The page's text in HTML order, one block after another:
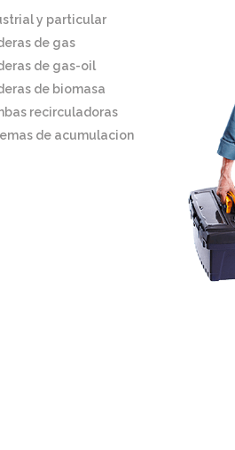
y particular
de gas
de gas-oil
de biomasa
recirculadoras
de acumulacion